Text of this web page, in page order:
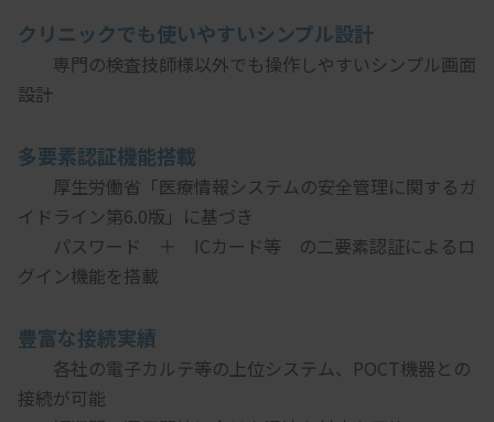
クリニックでも使いやすいシンプル設計
専門の検査技師様以外でも操作しやすいシンプル画面
設計
多要素認証機能搭載
厚生労働省「医療情報システムの安全管理に関するガ
イドライン第6.0版」に基づき
パスワード　＋　ICカード等　の二要素認証によるロ
グイン機能を搭載
豊富な接続実績
各社の電子カルテ等の上位システム、POCT機器との
接続が可能